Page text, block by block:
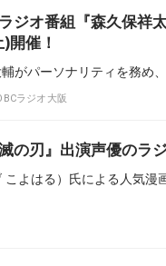
ジオ番組『森久保
開催！
ラジオ大阪
の刃』出演声優のラ